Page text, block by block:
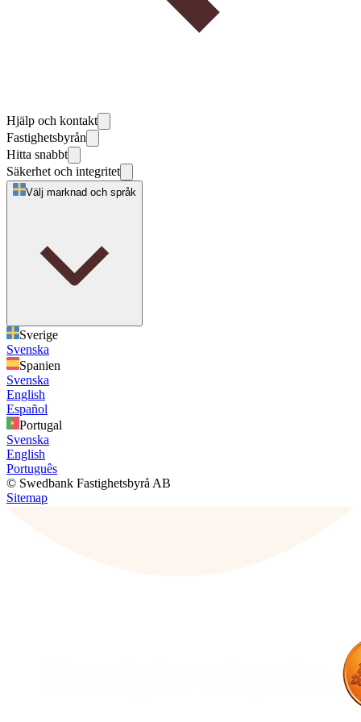
Hjälp och kontakt
Fastighetsbyrån
Hitta snabbt
Säkerhet och integritet
Välj marknad och språk
Sverige
Svenska
Spanien
Svenska
English
Español
Portugal
Svenska
English
Português
© Swedbank Fastighetsbyrå AB
Sitemap